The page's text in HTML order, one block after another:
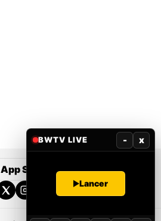
App Store Google Play
BWTV LIVE - x
Lancer